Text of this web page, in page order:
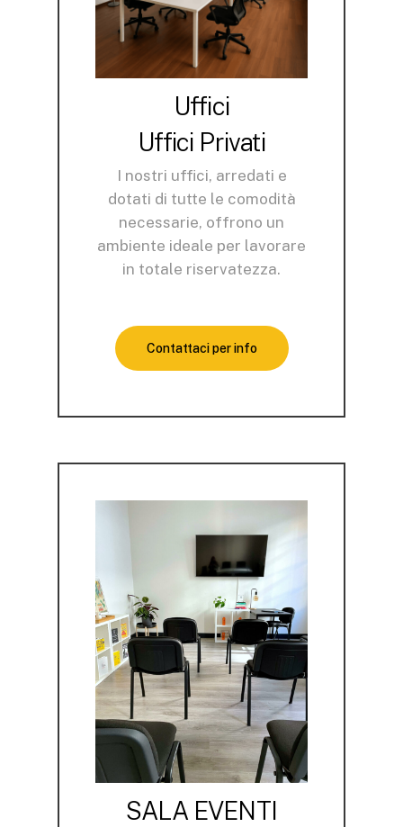
Uffici
Uffici Privati
I nostri uffici, arredati e
dotati di tutte le comodità
necessarie, offrono un
ambiente ideale per lavorare
in totale riservatezza.
Contattaci per info
SALA EVENTI